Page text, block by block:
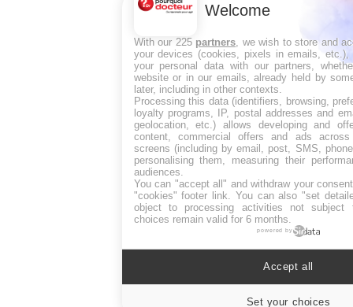
Welcome
With our 225 partners , we wish to store and
your devices (cookies, pixels in emails, etc.),
your personal data with our partners,
website or in our emails, already held by
later, including in other contexts.
Processing this data (identifiers, browsing,
loyalty programs, IP, postal addresses and
geolocation, etc.) allows developing and
content, commercial offers and ads
screens (including by email, post, SMS,
personalising them, measuring their
audiences.
You can "accept all" and withdraw your
"cookies" footer link . You can also "set
object to processing activities not subject
choices remain valid for 6 months.
powered by
Set your choices
Accept all